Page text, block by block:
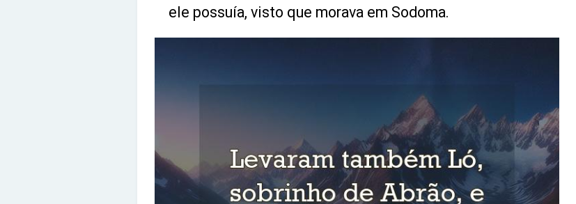
ele possuía, visto que morava em Sodoma.